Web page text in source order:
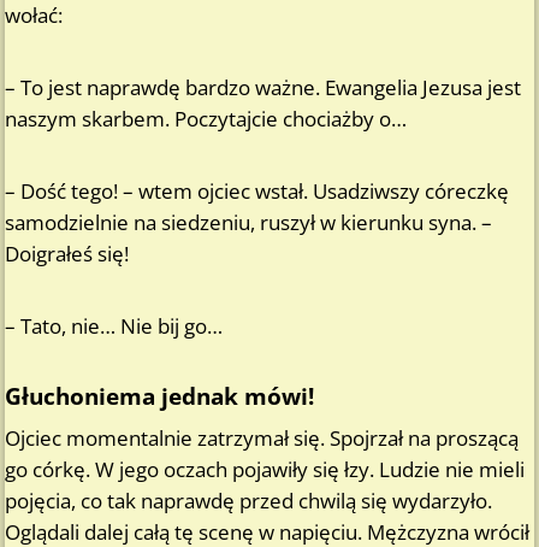
wołać:
– To jest naprawdę bardzo ważne. Ewangelia Jezusa jest
naszym skarbem. Poczytajcie chociażby o…
– Dość tego! – wtem ojciec wstał. Usadziwszy córeczkę
samodzielnie na siedzeniu, ruszył w kierunku syna. –
Doigrałeś się!
– Tato, nie… Nie bij go…
Głuchoniema jednak mówi!
Ojciec momentalnie zatrzymał się. Spojrzał na proszącą
go córkę. W jego oczach pojawiły się łzy. Ludzie nie mieli
pojęcia, co tak naprawdę przed chwilą się wydarzyło.
Oglądali dalej całą tę scenę w napięciu. Mężczyzna wrócił